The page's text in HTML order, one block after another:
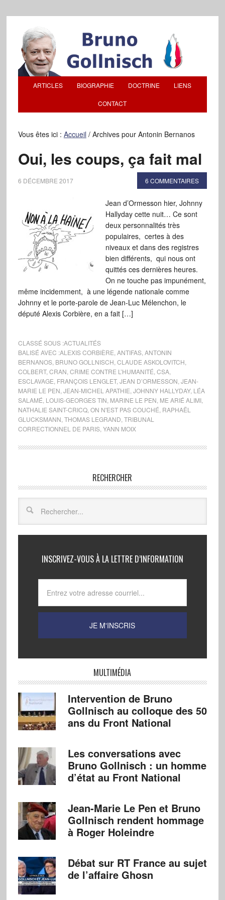
ARTICLES BIOGRAPHIE DOCTRINE LIENS
CONTACT
Vous êtes ici : Accueil /Archives pour Antonin Bernanos
Oui, les coups, ça fait mal
6 DÉCEMBRE 2017 6 COMMENTAIRES
Jean d’Ormesson hier, Johnny
Hallyday cette nuit… Ce sont
deux personnalités très
populaires, certes à des
niveaux et dans des registres
bien différents, qui nous ont
quittés ces dernières heures.
On ne touche pas impunément,
même incidemment, à une légende nationale comme
Johnny et le porte-parole de Jean-Luc Mélenchon, le
député Alexis Corbière, en a fait […]
CLASSÉ SOUS :ACTUALITÉS
BALISÉ AVEC :ALEXIS CORBIÈRE ANTIFAS, ANTONIN
BERNANOS, BRUNO GOLLNISCH CLAUDE ASKOLOVITCH
COLBERT, CRAN CRIME CONTRE L’HUMANITÉ CSA,
ESCLAVAGE FRANÇOIS LENGLET, JEAN D’ORMESSON JEAN-
MARIE LE PEN JEAN-MICHEL APATHIE JOHNNY HALLYDAY, LÉA
SALAMÉ LOUIS-GEORGES TIN MARINE LE PEN ME ARIÉ ALIMI,
NATHALIE SAINT-CRICQ, ON N'EST PAS COUCHÉ RAPHAËL
GLUCKSMANN THOMAS LEGRAND TRIBUNAL
CORRECTIONNEL DE PARIS, YANN MOIX
RECHERCHER
INSCRIVEZ-VOUS À LA LETTRE D’INFORMATION
MULTIMÉDIA
Intervention de Bruno
Gollnisch au colloque des 50
ans du Front National
Les conversations avec
Bruno Gollnisch : un homme
d’état au Front National
Jean-Marie Le Pen et Bruno
Gollnisch rendent hommage
à Roger Holeindre
Débat sur RT France au sujet
de l’affaire Ghosn